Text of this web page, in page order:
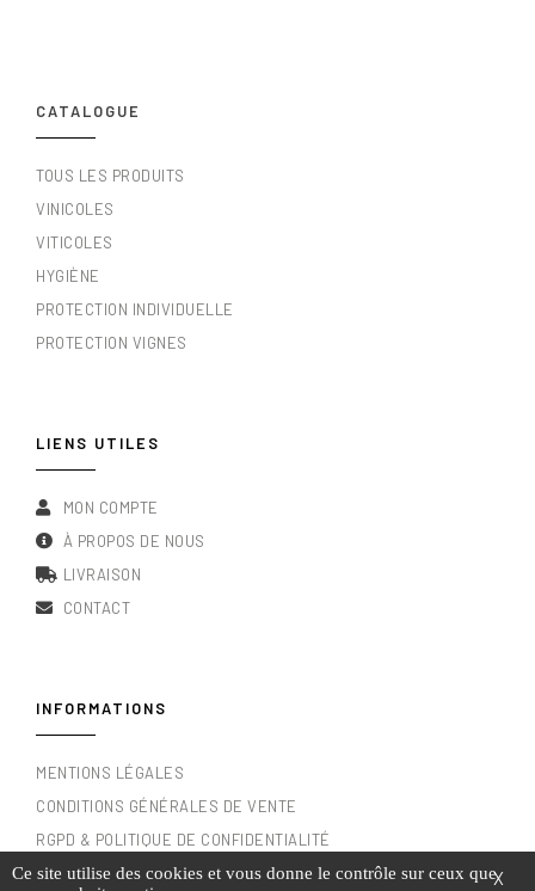
CATALOGUE
TOUS LES PRODUITS
VINICOLES
VITICOLES
HYGIÈNE
PROTECTION INDIVIDUELLE
PROTECTION VIGNES
LIENS UTILES
MON COMPTE
À PROPOS DE NOUS
LIVRAISON
CONTACT
INFORMATIONS
MENTIONS LÉGALES
CONDITIONS GÉNÉRALES DE VENTE
RGPD & POLITIQUE DE CONFIDENTIALITÉ
X
Ce site utilise des cookies et vous donne le contrôle sur ceux que